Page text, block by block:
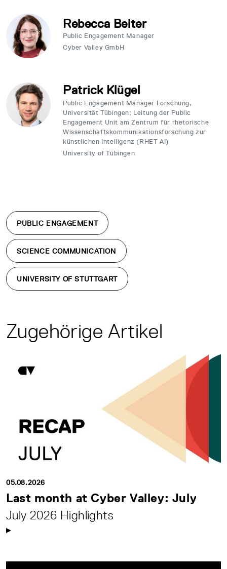
Rebecca Beiter
Public Engagement Manager
Cyber Valley GmbH
Patrick Klügel
Public Engagement Manager Forschung,
Universität Tübingen; Leitung der Public
Engagement Unit am Zentrum für rhetorische
Wissenschaftskommunikationsforschung zur
künstlichen Intelligenz (RHET AI)
University of Tübingen
PUBLIC ENGAGEMENT
SCIENCE COMMUNICATION
UNIVERSITY OF STUTTGART
Zugehörige Artikel
05.08.2026
Last month at Cyber Valley: July
July 2026 Highlights